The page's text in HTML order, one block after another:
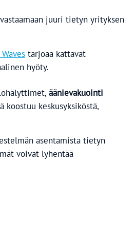
juuri tietyn yrityksen
tarjoaa kattavat
hyöty.
äänievakuointi
keskusyksiköstä,
asentamista tietyn
voivat lyhentää